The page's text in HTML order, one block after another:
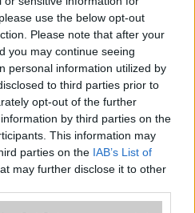
use the below opt-out
Please note that after your
you may continue seeing
personal information utilized by
to third parties prior to
opt-out of the further
by third parties on the
This information may
parties on the IAB’s List of
may further disclose it to other
ecompass
Nincs
alap szolgáltatás
nanoSIM
2
Van